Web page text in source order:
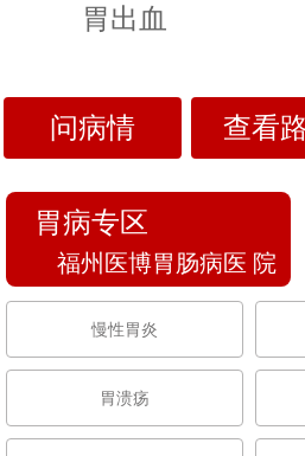
胃出血
问病情 查看
胃病专区
福州医博胃肠病医 院
慢性胃炎
胃溃疡